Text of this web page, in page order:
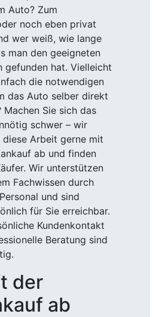
Auto? Zum
noch eben privat
wer weiß, wie lange
man den geeigneten
gefunden hat. Vielleicht
die notwendigen
das Auto selber direkt
Machen Sie sich das
schwer – wir
diese Arbeit gerne mit
ab und finden
Wir unterstützen
Fachwissen durch
und sind
für Sie erreichbar.
Kundenkontakt
Beratung sind
der
ab